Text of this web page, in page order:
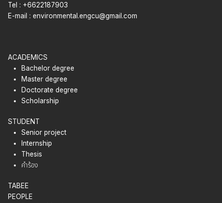
Tel : +6622187903
E-mail : environmental.engcu@gmail.com
ACADEMICS
Bachelor degree
Master degree
Doctorate degree
Scholarship
STUDENT
Senior project
Internship
Thesis
คำร้อง
TABEE
PEOPLE